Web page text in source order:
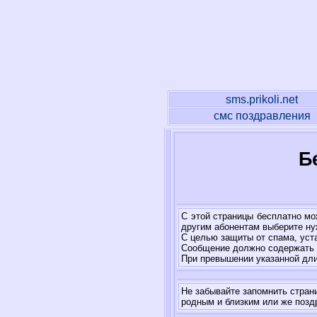
sms.prikoli.net
смс поздравления
С этой страницы бесплатно
другим абонентам выберите
С целью защиты от спама,
Сообщение должно содержать
При превышении указанной
Не забывайте запомнить
родным и близким или же